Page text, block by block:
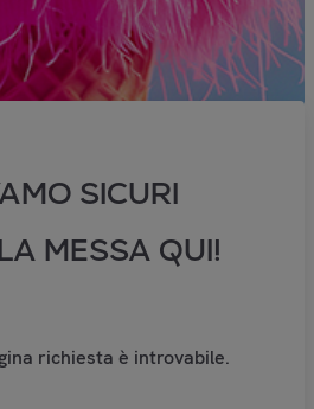
SICURI
MESSA QUI!
richiesta è introvabile.